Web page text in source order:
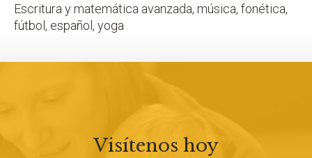
Escritura y matemática avanzada, música, fonética,
fútbol, español, yoga
Visítenos hoy